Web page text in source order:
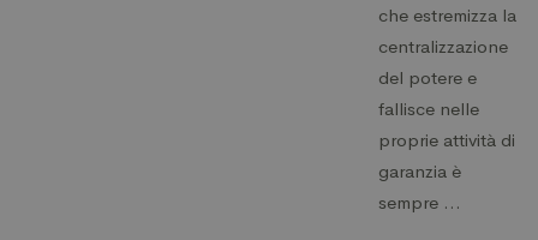
che estremizza la
centralizzazione
del potere e
fallisce nelle
proprie attività di
garanzia è
sempre …